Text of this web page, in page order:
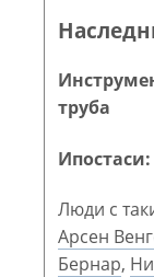
труба
Люди с
Арсен
Бернар,